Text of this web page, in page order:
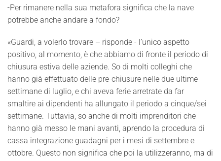
-Per rimanere nella sua metafora significa che la nave
potrebbe anche andare a fondo?
«Guardi, a volerlo trovare – risponde - l’unico aspetto
positivo, al momento, è che abbiamo di fronte il periodo di
chiusura estiva delle aziende. So di molti colleghi che
hanno già effettuato delle pre-chiusure nelle due ultime
settimane di luglio, e chi aveva ferie arretrate da far
smaltire ai dipendenti ha allungato il periodo a cinque/sei
settimane. Tuttavia, so anche di molti imprenditori che
hanno già messo le mani avanti, aprendo la procedura di
cassa integrazione guadagni per i mesi di settembre e
ottobre. Questo non significa che poi la utilizzeranno, ma di